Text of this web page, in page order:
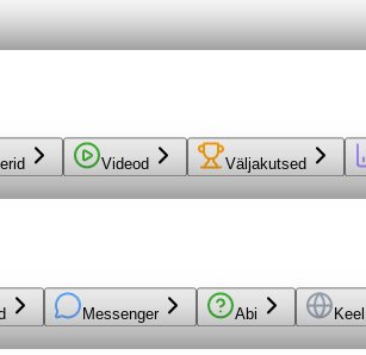
Videod Väljakutsed
Messenger Abi Keel